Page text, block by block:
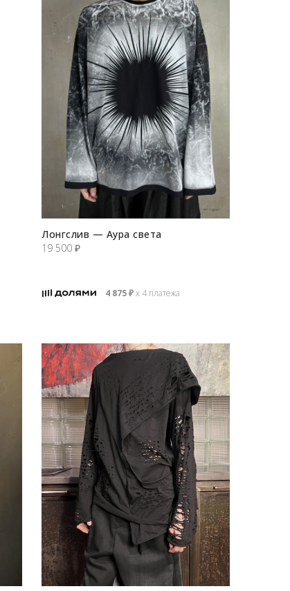
Лонгслив — Аура света
19 500₽
4 875₽х 4 платежа